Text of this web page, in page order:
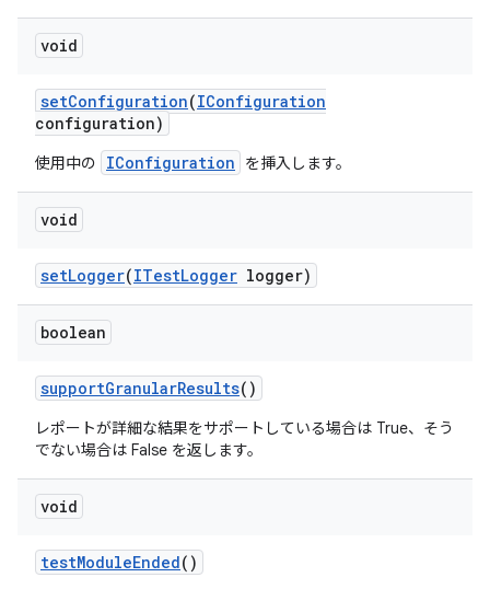
void
setConfiguration(IConfiguration
configuration)
使用中の IConfiguration を挿入します。
void
setLogger(ITestLogger logger)
boolean
supportGranularResults()
レポートが詳細な結果をサポートしている場合は True、そう
でない場合は False を返します。
void
testModuleEnded()